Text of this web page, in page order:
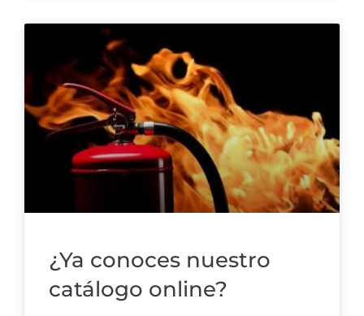
¿Ya conoces nuestro
catálogo online?